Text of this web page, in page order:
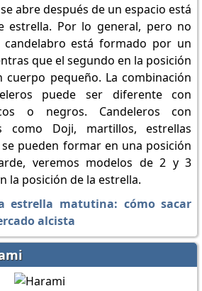
abre después de un espacio está
estrella. Por lo general, pero no
está formado por un
que el segundo en la posición
pequeño. La combinación
puede ser diferente con
o negros. Candeleros con
como Doji, martillos, estrellas
pueden formar en una posición
veremos modelos de 2 y 3
la posición de la estrella.
estrella matutina: cómo sacar
alcista